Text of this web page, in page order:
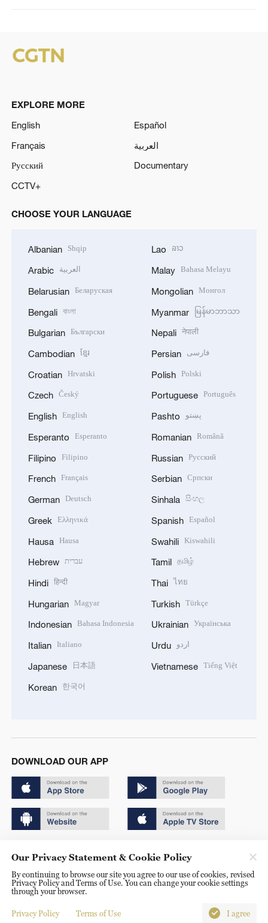
EXPLORE MORE
English
Español
Français
العربية
Русский
Documentary
CCTV+
CHOOSE YOUR LANGUAGE
Albanian Shqip
Arabic العربية
Belarusian Беларуская
Bengali বাংলা
Bulgarian Български
Cambodian ខ្មែរ
Croatian Hrvatski
Czech Český
English English
Esperanto Esperanto
Filipino Filipino
French Français
German Deutsch
Greek Ελληνικά
Hausa Hausa
Hebrew עברית
Hindi हिन्दी
Hungarian Magyar
Indonesian Bahasa Indonesia
Italian Italiano
Japanese 日本語
Korean 한국어
Lao ລາວ
Malay Bahasa Melayu
Mongolian Монгол
Myanmar မြန်မာဘာသာ
Nepali नेपाली
Persian فارسی
Polish Polski
Portuguese Português
Pashto پښتو
Romanian Română
Russian Русский
Serbian Српски
Sinhala සිංහල
Spanish Español
Swahili Kiswahili
Tamil தமிழ்
Thai ไทย
Turkish Türkçe
Ukrainian Українська
Urdu اردو
Vietnamese Tiếng Việt
DOWNLOAD OUR APP
京ICP备20000184号
京公网安备 11010502050052号
Disinformation report hotline: 010-85061466
Our Privacy Statement & Cookie Policy
By continuing to browse our site you agree to our use of cookies, revised
Privacy Policy and Terms of Use. You can change your cookie settings
through your browser.
Privacy Policy Terms of Use I agree